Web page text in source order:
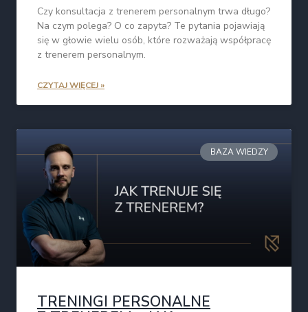
Czy konsultacja z trenerem personalnym trwa długo?
Na czym polega? O co zapyta? Te pytania pojawiają
się w głowie wielu osób, które rozważają współpracę
z trenerem personalnym.
CZYTAJ WIĘCEJ »
BAZA WIEDZY
TRENINGI PERSONALNE